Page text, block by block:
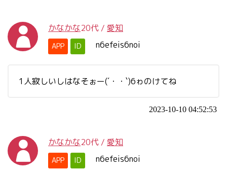
かなかな20代 / 愛知
APP ID n6efeis6noi
1人寂しいしはなそぉー(´・・`)6ゎのけてね
2023-10-10 04:52:53
かなかな20代 / 愛知
APP ID n6efeis6noi